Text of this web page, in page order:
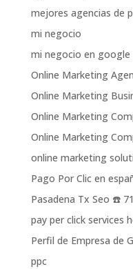
mejores agencias de
mi negocio
mi negocio en google
Online Marketing
Online Marketing
Online Marketing
Online Marketing
online marketing
Pago Por Clic en
Pasadena Tx Seo ☎️
pay per click services
Perfil de Empresa de
ppc